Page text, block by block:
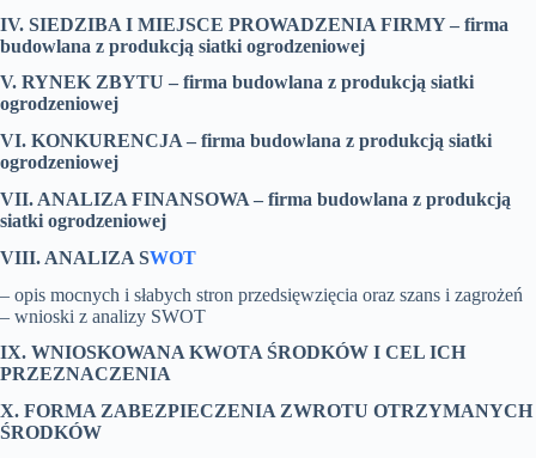
IV. SIEDZIBA I MIEJSCE PROWADZENIA FIRMY– firma
budowlana z produkcją siatki ogrodzeniowej
V. RYNEK ZBYTU – firma budowlana z produkcją siatki
ogrodzeniowej
VI. KONKURENCJA – firma budowlana z produkcją siatki
ogrodzeniowej
VII. ANALIZA FINANSOWA – firma budowlana z produkcją
siatki ogrodzeniowej
VIII. ANALIZA SWOT
– opis mocnych i słabych stron przedsięwzięcia oraz szans i zagrożeń
– wnioski z analizy SWOT
IX. WNIOSKOWANA KWOTA ŚRODKÓW I CEL ICH
PRZEZNACZENIA
X. FORMA ZABEZPIECZENIA ZWROTU OTRZYMANYCH
ŚRODKÓW